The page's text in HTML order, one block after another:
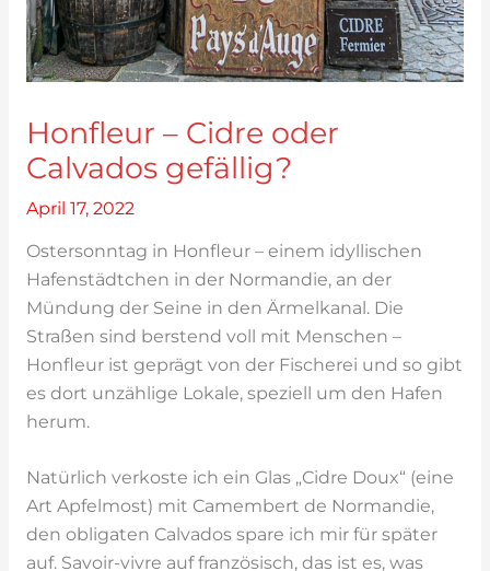
Honfleur – Cidre oder
Calvados gefällig?
April 17, 2022
Ostersonntag in Honfleur – einem idyllischen
Hafenstädtchen in der Normandie, an der
Mündung der Seine in den Ärmelkanal. Die
Straßen sind berstend voll mit Menschen –
Honfleur ist geprägt von der Fischerei und so gibt
es dort unzählige Lokale, speziell um den Hafen
herum.
Natürlich verkoste ich ein Glas „Cidre Doux“ (eine
Art Apfelmost) mit Camembert de Normandie,
den obligaten Calvados spare ich mir für später
auf. Savoir-vivre auf französisch, das ist es, was